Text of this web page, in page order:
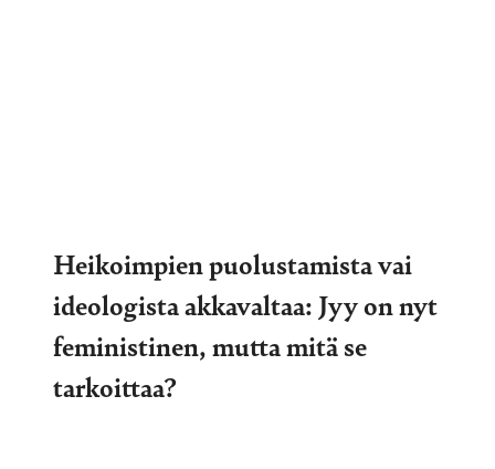
Heikoimpien puolustamista vai
ideologista akkavaltaa: Jyy on nyt
feministinen, mutta mitä se
tarkoittaa?